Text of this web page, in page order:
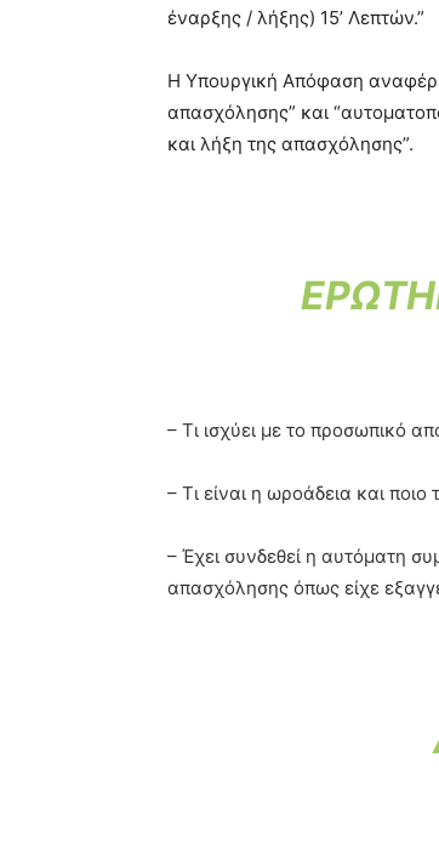
έναρξης / λήξης) 15’ Λεπτών.”
Η Υπουργική Απόφαση
απασχόλησης” και
και λήξη της απασχόλησης”.
– Τι ισχύει με το προσωπικό
– Τι είναι η ωροάδεια και ποιο
– Έχει συνδεθεί η αυτόματη
απασχόλησης όπως είχε